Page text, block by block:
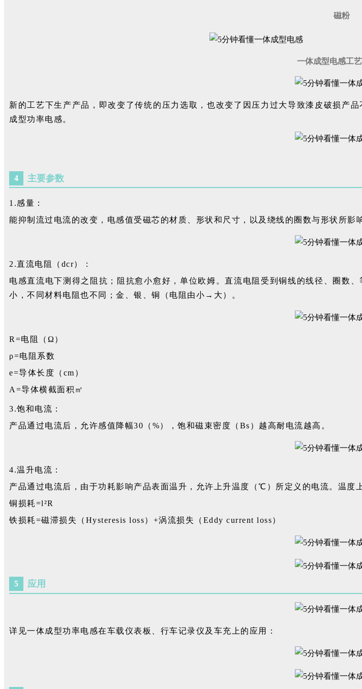
磁粉
一体成型电感工
新的工艺下生产产品，即改变了传统的压力选取，也改变了因压力过大导致漆皮破损产
成型功率电感。
4 主要参数
1.感量：
能抑制流过电流的改变，电感值受磁芯的材质、形状和尺寸，以及绕线的圈数与形状所
2.直流电阻（dcr）：
电感直流电下测得之阻抗；阻抗愈小愈好，单位欧姆。直流电阻受到铜线的线径、圈数
小，不同材料电阻也不同；金、银、铜（电阻由小→大）。
R=电阻（Ω）
ρ=电阻系数
e=导体长度（cm）
A=导体横截面积㎡
3.饱和电流：
产品通过电流后，允许感值降幅30（%），饱和磁束密度（Bs）越高耐电流越高。
4.温升电流：
产品通过电流后，由于功耗影响产品表面温升，允许上升温度（℃）所定义的电流。温度
铜损耗=l²R
铁损耗=磁滞损失（Hysteresis loss）+涡流损失（Eddy current loss）
5 应用
详见一体成型功率电感在车载仪表板、行车记录仪及车充上的应用：